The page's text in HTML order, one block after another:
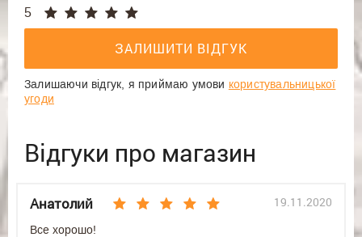
5
Залишаючи відгук, я приймаю умови користувальницької
угоди
Відгуки про магазин
Анатолий 19.11.2020
Все хорошо!